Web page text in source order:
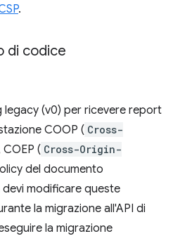
.
di codice
legacy (v0) per ricevere report
COOP ( Cross-
COEP ( Cross-Origin-
del documento
devi modificare queste
la migrazione all'API di
la migrazione